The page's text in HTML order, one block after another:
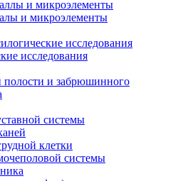
и микроэлементы
и микроэлементы
исследования
исследования
и забрюшинного
системы
клетки
системы